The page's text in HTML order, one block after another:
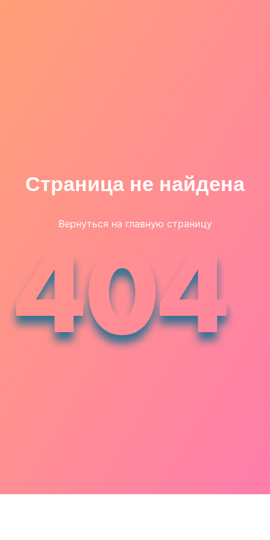
Страница не найдена
Вернуться на главную страницу